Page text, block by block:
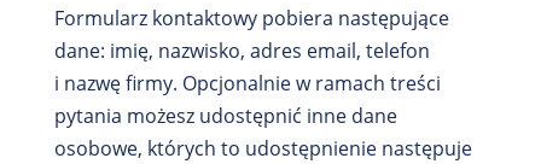
Formularz kontaktowy pobiera następujące
dane: imię, nazwisko, adres email, telefon
i nazwę firmy. Opcjonalnie w ramach treści
pytania możesz udostępnić inne dane
osobowe, których to udostępnienie następuje